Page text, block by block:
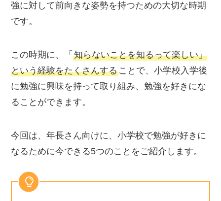
強に対して前向きな姿勢を持つための大切な時期
です。
この時期に、「知らないことを知るって楽しい」
という経験をたくさんすることで、小学校入学後
に勉強に興味を持って取り組み、勉強を好きにな
ることができます。
今回は、年長さん向けに、小学校で勉強が好きに
なるために今できる5つのことをご紹介します。